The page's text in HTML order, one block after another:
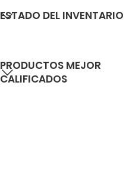
ESTADO DEL INVENTARIO
PRODUCTOS MEJOR
CALIFICADOS